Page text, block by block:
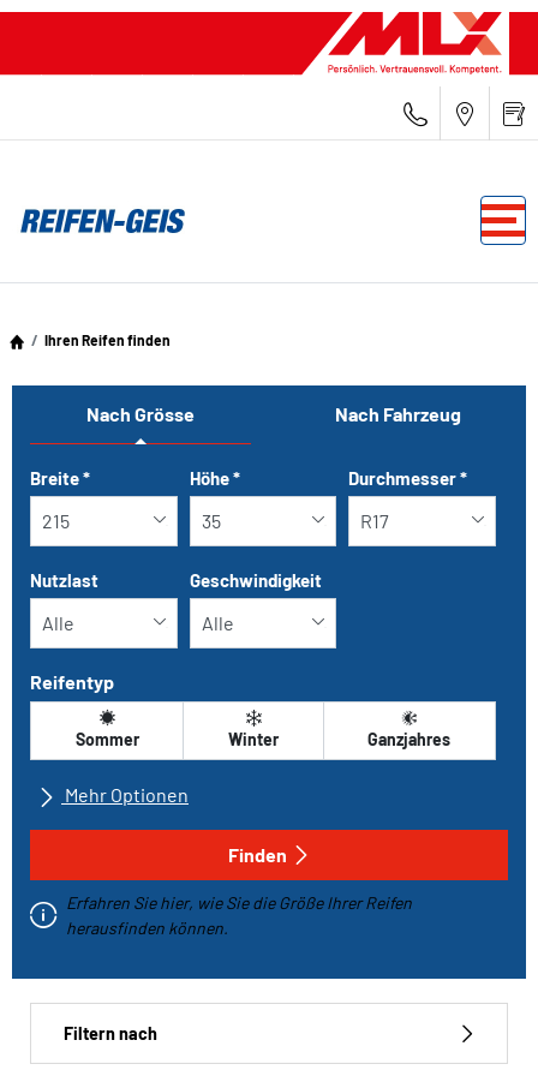
Ihren Reifen finden
Nach Grösse Nach Fahrzeug
Tab updated: Nach Grösse
Breite* Höhe* Durchmesser*
Nutzlast Geschwindigkeit
Reifentyp
Sommer Winter Ganzjahres
Mehr Optionen
Alle Marken
Fahrzeugtyp
Run-flat
Finden
Erfahren Sie hier, wie Sie die Größe Ihrer Reifen
herausfinden können.
Filtern nach